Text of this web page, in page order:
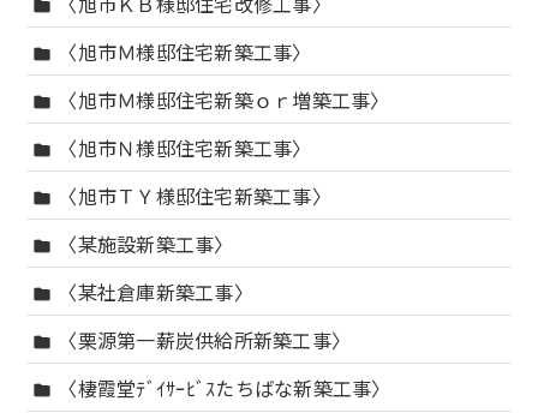
folder
folder 〈旭市Ｍ様邸住宅新築工事〉
folder 〈旭市Ｍ様邸住宅新築ｏｒ増築工事〉
folder 〈旭市Ｎ様邸住宅新築工事〉
folder 〈旭市ＴＹ様邸住宅新築工事〉
folder 〈某施設新築工事〉
folder 〈某社倉庫新築工事〉
folder 〈栗源第一薪炭供給所新築工事〉
folder 〈棲霞堂ﾃﾞｲｻｰﾋﾞｽたちばな新築工事〉